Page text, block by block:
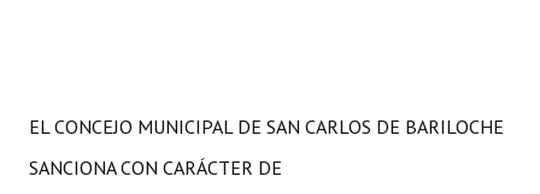
EL CONCEJO MUNICIPAL DE SAN CARLOS DE BARILOCHE
SANCIONA CON CARÁCTER DE